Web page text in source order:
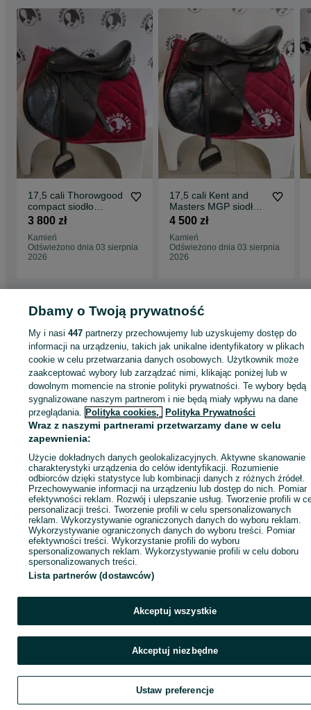
17,5 cali Thorowgood
compact siodło
Id.1009 wymienne
3 800 zł
Kamień
Odświeżono dnia 03 sierpnia
2026
17,5 cali Kent and
Masters MGP siodło
wszechstronne
4 500 zł
Kamień
Odświeżono dnia 03 sierpnia
2026
Strona główna Sport i Hobby Jeździectwo
Dolnośląskie
Siodła - Kamień
KATEGORIA
1043053829 Wyświetlenia:
Zadzwoń / SMS
Dbamy o Twoją prywatność
My i nasi447 partnerzy przechowujemy lub uzyskujemy dostęp do
informacji na urządzeniu, takich jak unikalne identyfikatory w plikach
cookie w celu przetwarzania danych osobowych. Użytkownik może
zaakceptować wybory lub zarządzać nimi, klikając poniżej lub w
dowolnym momencie na stronie polityki prywatności. Te wybory będą
sygnalizowane naszym partnerom i nie będą miały wpływu na dane
przeglądania. Polityka cookies, Polityka Prywatności
Wraz z naszymi partnerami przetwarzamy dane w celu
zapewnienia:
Użycie dokładnych danych geolokalizacyjnych. Aktywne skanowanie
charakterystyki urządzenia do celów identyfikacji. Rozumienie
odbiorców dzięki statystyce lub kombinacji danych z różnych źródeł.
Przechowywanie informacji na urządzeniu lub dostęp do nich. Pomiar
efektywności reklam. Rozwój i ulepszanie usług. Tworzenie profili w
personalizacji treści. Tworzenie profili w celu spersonalizowanych
reklam. Wykorzystywanie ograniczonych danych do wyboru reklam.
Wykorzystywanie ograniczonych danych do wyboru treści. Pomiar
efektywności treści. Wykorzystanie profili do wyboru
spersonalizowanych reklam. Wykorzystywanie profili w celu doboru
spersonalizowanych treści.
Lista partnerów (dostawców)
Akceptuj wszystkie
Akceptuj niezbędne
Ustaw preferencje